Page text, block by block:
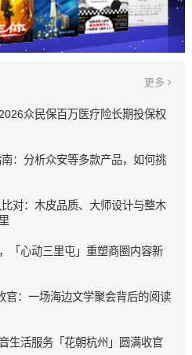
更多
度较高的百万医疗险进行横向比
复责任，以及长期持有可获的免
伴权益，以期为不...…
产品中找到真正实用的医疗保障
运动时多一份安心。…
50%成本落地高定效果占据性价
…
移。当“逛街即购物”的旧范式褪
、可聚会的完整生活叙事。…